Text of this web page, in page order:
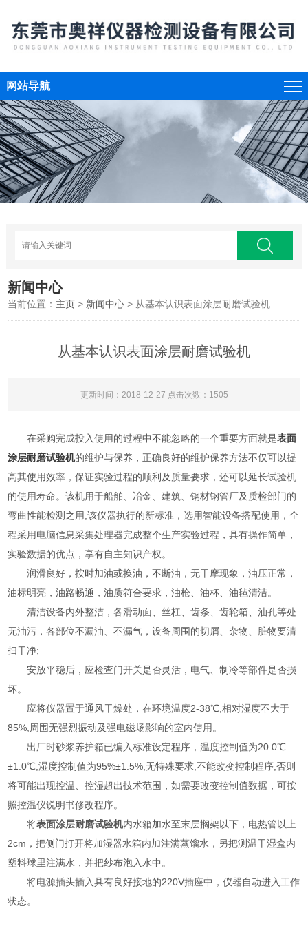
网站导航
新闻中心
当前位置： 主页 > 新闻中心 > 从基本认识表面涂层耐磨试验机
从基本认识表面涂层耐磨试验机
更新时间：2018-12-27 点击次数：1505
在采购完成投入使用的过程中不能忽略的一个重要方面就是表面
涂层耐磨试验机的维护与保养，正确良好的维护保养方法不仅可以提
高其使用效率，保证实验过程的顺利及质量要求，还可以延长试验机
的使用寿命。该机用于船舶、冶金、建筑、钢材钢管厂及质检部门的
弯曲性能检测之用,该仪器执行的新标准，选用智能设备搭配使用，全
程采用电脑信息采集处理器完成整个生产实验过程，具有操作简单，
实验数据的优点，享有自主知识产权。
润滑良好，按时加油或换油，不断油，无干摩现象，油压正常，
油标明亮，油路畅通，油质符合要求，油枪、油杯、油毡清洁。
清洁设备内外整洁，各滑动面、丝杠、齿条、齿轮箱、油孔等处
无油污，各部位不漏油、不漏气，设备周围的切屑、杂物、脏物要清
扫干净;
安放平稳后，应检查门开关是否灵活，电气、制冷等部件是否损
坏。
应将仪器置于通风干燥处，在环境温度2-38℃,相对湿度不大于
85%,周围无强烈振动及强电磁场影响的室内使用。
出厂时砂浆养护箱已编入标准设定程序，温度控制值为20.0℃
±1.0℃,湿度控制值为95%±1.5%,无特殊要求,不能改变控制程序,否则
将可能出现控温、控湿超出技术范围，如需要改变控制值数据，可按
照控温仪说明书修改程序。
将表面涂层耐磨试验机内水箱加水至末层搁架以下，电热管以上
2cm，把侧门打开将加湿器水箱内加注满蒸馏水，另把测温干湿盒内
塑料球里注满水，并把纱布泡入水中。
将电源插头插入具有良好接地的220V插座中，仪器自动进入工作
状态。